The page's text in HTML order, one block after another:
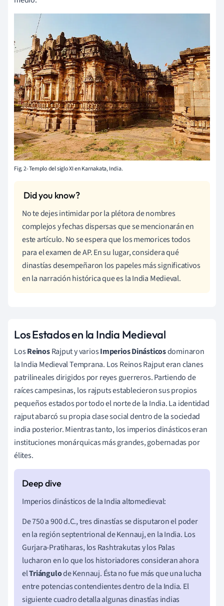
Fig. 2- Templo del siglo XI en Karnakata, India.
No te dejes intimidar por la plétora de nombres
complejos y fechas dispersas que se mencionarán en
este artículo. No se espera que los memorices todos
para el examen de AP. En su lugar, considera qué
dinastías desempeñaron los papeles más significativos
en la narración histórica que es la India Medieval.
Los Estados en la India Medieval
LosReinosRajput y variosImperios Dinásticosdominaron
la India Medieval Temprana. Los Reinos Rajput eran clanes
patrilineales dirigidos por reyes guerreros. Partiendo de
raíces campesinas, los rajputs establecieron sus propios
pequeños estados por todo el norte de la India. La identidad
rajput abarcó su propia clase social dentro de la sociedad
india posterior. Mientras tanto, los imperios dinásticos eran
instituciones monárquicas más grandes, gobernadas por
élites.
Imperios dinásticos de la India altomedieval:
De 750 a 900 d.C., tres dinastías se disputaron el poder
en la región septentrional de Kennauj, en la India. Los
Gurjara-Pratiharas, los Rashtrakutas y los Palas
lucharon en lo que los historiadores consideran ahora
elTriángulode Kennauj. Ésta no fue más que una lucha
entre potencias contendientes dentro de la India. El
siguiente cuadro detalla algunas dinastías indias